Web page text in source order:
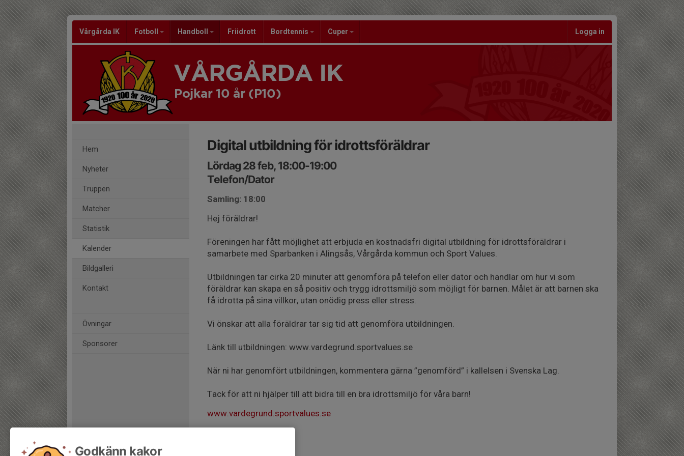
Vårgårda IK Fotboll Handboll Friidrott Bordtennis Cuper Logga in
VÅRGÅRDA IK
Pojkar 10 år (P10)
Hem
Nyheter
Truppen
Matcher
Statistik
Kalender
Bildgalleri
Kontakt
Övningar
Sponsorer
Digital utbildning för idrottsföräldrar
Lördag 28 feb, 18:00-19:00
Telefon/Dator
Samling: 18:00
Hej föräldrar!
Föreningen har fått möjlighet att erbjuda en kostnadsfri digital utbildning för idrottsföräldrar i
samarbete med Sparbanken i Alingsås, Vårgårda kommun och Sport Values.
Utbildningen tar cirka 20 minuter att genomföra på telefon eller dator och handlar om hur vi som
föräldrar kan skapa en så positiv och trygg idrottsmiljö som möjligt för barnen. Målet är att barnen ska
få idrotta på sina villkor, utan onödig press eller stress.
Vi önskar att alla föräldrar tar sig tid att genomföra utbildningen.
Länk till utbildningen: www.vardegrund.sportvalues.se
När ni har genomfört utbildningen, kommentera gärna ”genomförd” i kallelsen i Svenska Lag.
Tack för att ni hjälper till att bidra till en bra idrottsmiljö för våra barn!
www.vardegrund.sportvalues.se
Godkänn kakor